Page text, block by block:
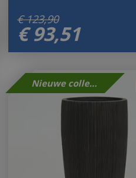
€ 123,90
€ 93,51
Nieuwe collectie